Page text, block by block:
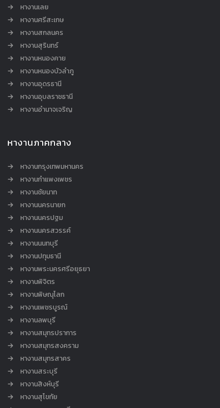
หางานเลย
หางานศรีสะเกษ
หางานสกลนคร
หางานสุรินทร์
หางานหนองคาย
หางานหนองบัวลำภู
หางานอุดรธานี
หางานอุบลราชธานี
หางานอำนาจเจริญ
หางานภาคกลาง
หางานกรุงเทพมหานคร
หางานกำแพงเพชร
หางานชัยนาท
หางานนครนายก
หางานนครปฐม
หางานนครสวรรค์
หางานนนทบุรี
หางานปทุมธานี
หางานพระนครศรีอยุธยา
หางานพิจิตร
หางานพิษณุโลก
หางานเพชรบูรณ์
หางานลพบุรี
หางานสมุทรปราการ
หางานสมุทรสงคราม
หางานสมุทรสาคร
หางานสระบุรี
หางานสิงห์บุรี
หางานสุโขทัย